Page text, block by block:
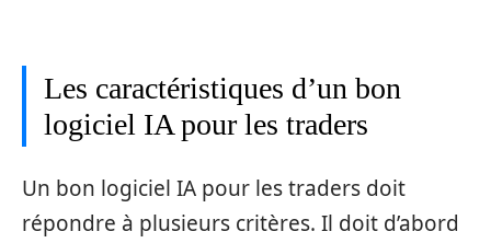
Les caractéristiques d’un bon
logiciel IA pour les traders
Un bon logiciel IA pour les traders doit
répondre à plusieurs critères. Il doit d’abord